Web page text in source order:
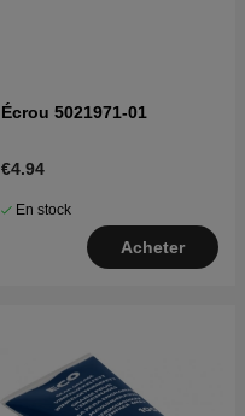
Écrou 5021971-01
€4.94
En stock
Acheter